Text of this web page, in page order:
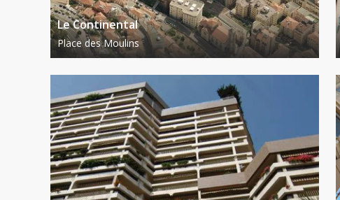
Le Continental
Place des Moulins